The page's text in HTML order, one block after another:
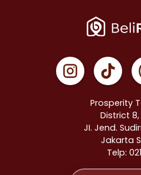
Properti Dijual di
Properti Dijual di
Properti Dijual di
Properti Dijual di
Properti Dijual di
Properti Dijual di
Properti Dijual di
Properti Dijual di
Properti Dijual di
Prosperity
District 8,
JI. Jend.
Jakarta
Telp: